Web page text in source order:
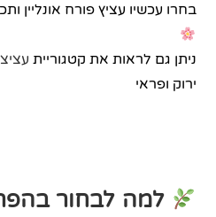
בחרו עכשיו עציץ פורח אונליין
ניתן גם לראות את קטגוריית
ירוק ופראי
למה לבחור